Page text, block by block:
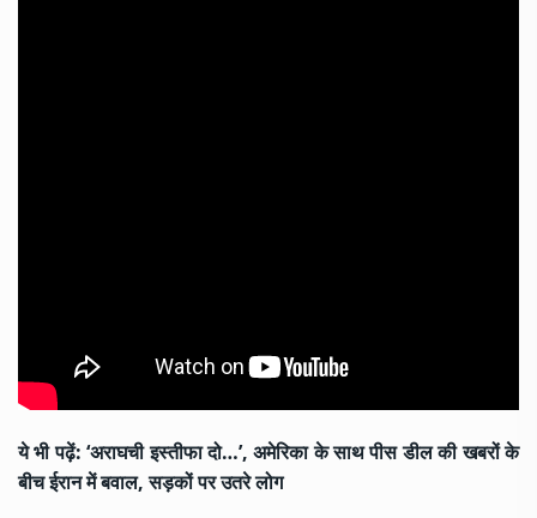
ये भी पढ़ें:‘अराघची इस्तीफा दो…’, अमेरिका के साथ पीस डील की खबरों के
बीच ईरान में बवाल, सड़कों पर उतरे लोग